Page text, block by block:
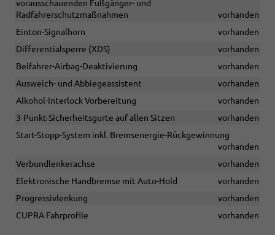
vorausschauenden Fußgänger- und
Radfahrerschutzmaßnahmen
vorhanden
Einton-Signalhorn
vorhanden
Differentialsperre (XDS)
vorhanden
Beifahrer-Airbag-Deaktivierung
vorhanden
Ausweich- und Abbiegeassistent
vorhanden
Alkohol-Interlock Vorbereitung
vorhanden
3-Punkt-Sicherheitsgurte auf allen Sitzen
vorhanden
Start-Stopp-System inkl. Bremsenergie-Rückgewinnung
vorhanden
Verbundlenkerachse
vorhanden
Elektronische Handbremse mit Auto-Hold
vorhanden
Progressivlenkung
vorhanden
CUPRA Fahrprofile
vorhanden